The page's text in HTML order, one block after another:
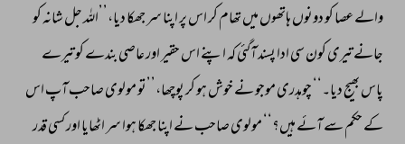
والے عصا کو دونوں ہاتھوں میں تھام کر اس پر اپنا سر جھکا دیا،’’اللہ جل شانہ کو
جانے تیری کون سی ادا پسند آگئی کہ اپنے اس حقیر اور عاصی بندے کو تیرے
پاس بھیج دیا۔‘‘ چوہدری موجو نے خوش ہو کر پوچھا،’’تو مولوی صاحب آپ اس
کے حکم سے آئے ہیں؟‘‘ مولوی صاحب نے اپنا جھکا ہوا سر اٹھایا اور کسی قدر